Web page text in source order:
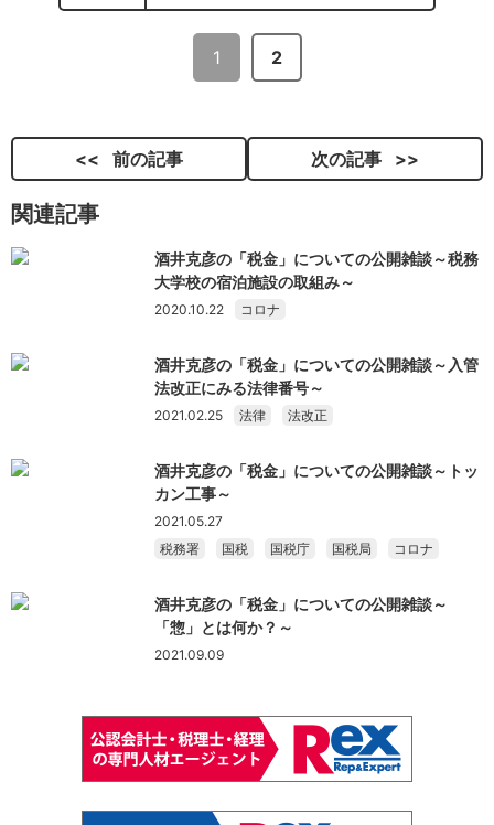
1 2
前の記事 次の記事
関連記事
酒井克彦の「税金」についての公開雑談～税務
大学校の宿泊施設の取組み～
2020.10.22 コロナ
酒井克彦の「税金」についての公開雑談～入管
法改正にみる法律番号～
2021.02.25 法律 法改正
酒井克彦の「税金」についての公開雑談～トッ
カン工事～
2021.05.27
税務署
国税 国税庁 国税局 コロナ
酒井克彦の「税金」についての公開雑談～
「惣」とは何か？～
2021.09.09